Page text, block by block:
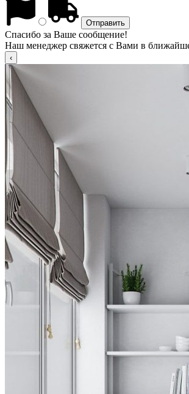
Спасибо за Ваше сообщение!
Наш менеджер свяжется с Вами в